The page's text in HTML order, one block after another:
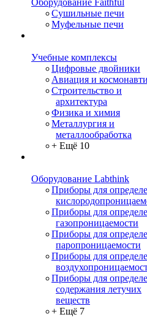
Оборудование Faithful
Сушильные печи
Муфельные печи
Учебные комплексы
Цифровые двойники
Авиация и
Строительство и
архитектура
Физика и химия
Металлургия и
металлообработка
+ Ещё 10
Оборудование Labthink
Приборы для
Приборы для
газопроницаемости
Приборы для
паропроницаемости
Приборы для
Приборы для
содержания летучих
веществ
+ Ещё 7